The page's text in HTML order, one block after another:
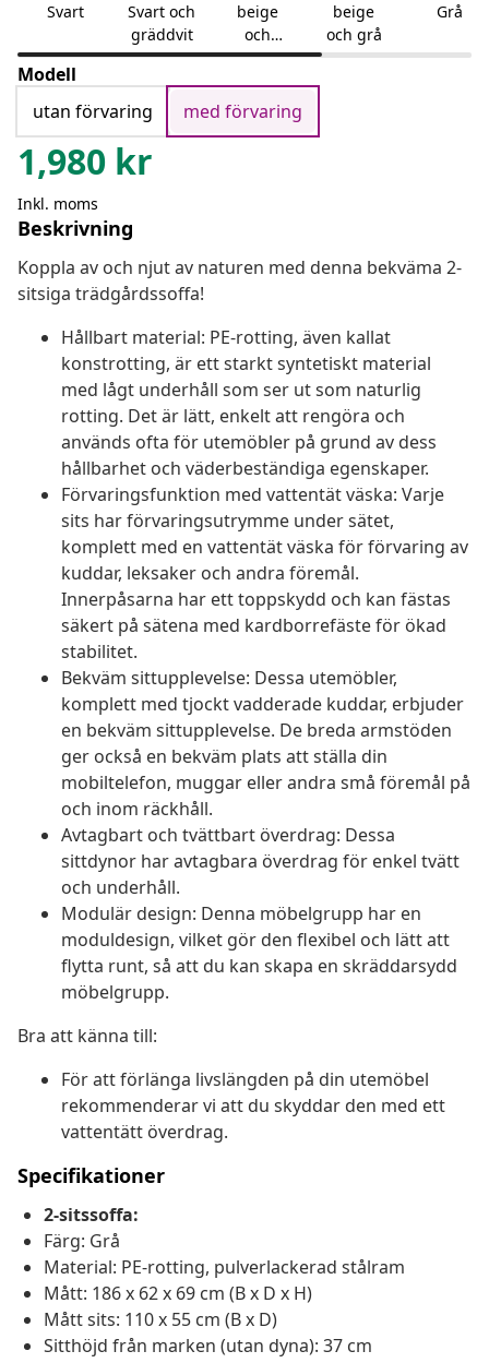
Svart
Svart och
gräddvit
beige
och
gräddvit
beige
och grå
Grå
Modell
utan förvaring
med förvaring
1,980 kr
Inkl. moms
Beskrivning
Koppla av och njut av naturen med denna bekväma 2-
sitsiga trädgårdssoffa!
Hållbart material: PE-rotting, även kallat
konstrotting, är ett starkt syntetiskt material
med lågt underhåll som ser ut som naturlig
rotting. Det är lätt, enkelt att rengöra och
används ofta för utemöbler på grund av dess
hållbarhet och väderbeständiga egenskaper.
Förvaringsfunktion med vattentät väska: Varje
sits har förvaringsutrymme under sätet,
komplett med en vattentät väska för förvaring av
kuddar, leksaker och andra föremål.
Innerpåsarna har ett toppskydd och kan fästas
säkert på sätena med kardborrefäste för ökad
stabilitet.
Bekväm sittupplevelse: Dessa utemöbler,
komplett med tjockt vadderade kuddar, erbjuder
en bekväm sittupplevelse. De breda armstöden
ger också en bekväm plats att ställa din
mobiltelefon, muggar eller andra små föremål på
och inom räckhåll.
Avtagbart och tvättbart överdrag: Dessa
sittdynor har avtagbara överdrag för enkel tvätt
och underhåll.
Modulär design: Denna möbelgrupp har en
moduldesign, vilket gör den flexibel och lätt att
flytta runt, så att du kan skapa en skräddarsydd
möbelgrupp.
Bra att känna till:
För att förlänga livslängden på din utemöbel
rekommenderar vi att du skyddar den med ett
vattentätt överdrag.
Specifikationer
2-sitssoffa:
Färg: Grå
Material: PE-rotting, pulverlackerad stålram
Mått: 186 x 62 x 69 cm (B x D x H)
Mått sits: 110 x 55 cm (B x D)
Sitthöjd från marken (utan dyna): 37 cm